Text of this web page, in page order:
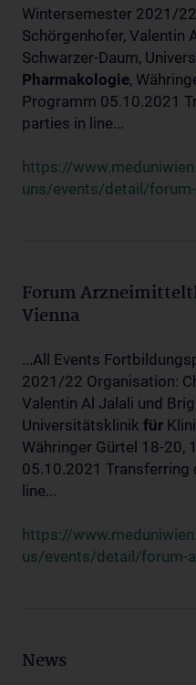
Wintersemester 2021/
Schörgenhofer, Valentin
Schwarzer-Daum,
Pharmakologie,
Programm 05.10.2021
parties in line...
https://
uns/events/detail/
Forum
Vienna
...All Events
2021/22 Organisation:
Valentin Al Jalali und
Universitätsklinik für
Währinger Gürtel 18-20,
05.10.2021 Transferring
line...
https://
us/events/detail/forum-
News